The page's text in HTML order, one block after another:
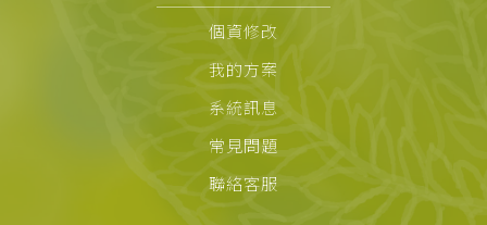
個資修改
我的方案
系統訊息
常見問題
聯絡客服